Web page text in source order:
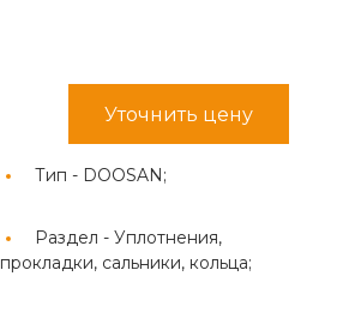
Уточнить цену
Тип - DOOSAN;
Раздел -Уплотнения,
прокладки, сальники, кольца;